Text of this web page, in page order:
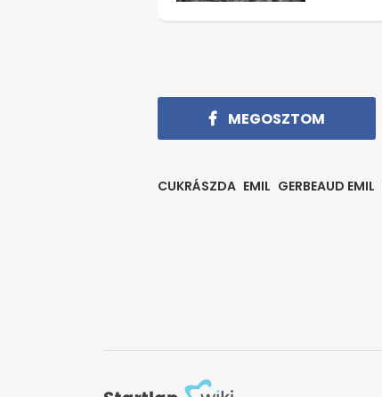
MEGOSZTOM
CUKRÁSZDA EMIL GERBEAUD EMIL